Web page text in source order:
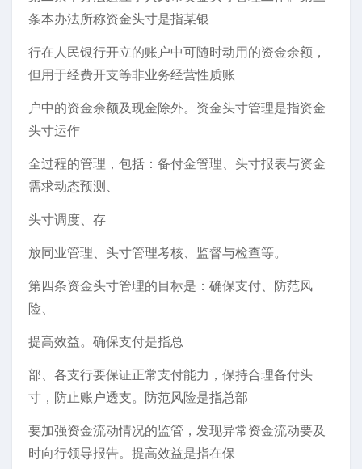
条本办法所称资金头寸是指某银
行在人民银行开立的账户中可随时动用的资金余额，
但用于经费开支等非业务经营性质账
户中的资金余额及现金除外。资金头寸管理是指资金
头寸运作
全过程的管理，包括：备付金管理、头寸报表与资金
需求动态预测、
头寸调度、存
放同业管理、头寸管理考核、监督与检查等。
第四条资金头寸管理的目标是：确保支付、防范风
险、
提高效益。确保支付是指总
部、各支行要保证正常支付能力，保持合理备付头
寸，防止账户透支。防范风险是指总部
要加强资金流动情况的监管，发现异常资金流动要及
时向行领导报告。提高效益是指在保